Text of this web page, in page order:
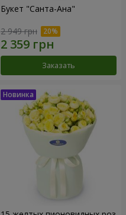
Букет "Санта-Ана"
2 949 грн
Заказать